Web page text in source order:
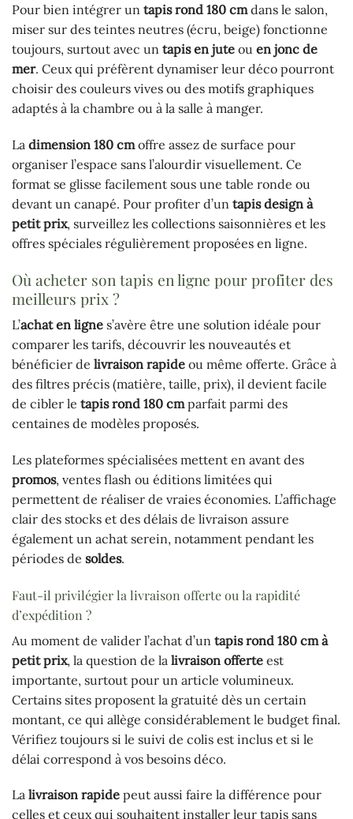
Pour bien intégrer un tapis rond 180 cmdans le salon,
miser sur des teintes neutres (écru, beige) fonctionne
toujours, surtout avec un tapis en jute ou en jonc de
mer. Ceux qui préfèrent dynamiser leur déco pourront
choisir des couleurs vives ou des motifs graphiques
adaptés à la chambre ou à la salle à manger.
La dimension 180 cmoffre assez de surface pour
organiser l’espace sans l’alourdir visuellement. Ce
format se glisse facilement sous une table ronde ou
devant un canapé. Pour profiter d’un tapis design à
petit prix, surveillez les collections saisonnières et les
offres spéciales régulièrement proposées en ligne.
Où acheter son tapis en ligne pour profiter des
meilleurs prix ?
L’achat en ligne s’avère être une solution idéale pour
comparer les tarifs, découvrir les nouveautés et
bénéficier de livraison rapide ou même offerte. Grâce à
des filtres précis (matière, taille, prix), il devient facile
de cibler le tapis rond 180 cmparfait parmi des
centaines de modèles proposés.
Les plateformes spécialisées mettent en avant des
promos, ventes flash ou éditions limitées qui
permettent de réaliser de vraies économies. L’affichage
clair des stocks et des délais de livraison assure
également un achat serein, notamment pendant les
périodes de soldes.
Faut-il privilégier la livraison offerte ou la rapidité
d’expédition ?
Au moment de valider l’achat d’un tapis rond 180 cm à
petit prix, la question de la livraison offerte est
importante, surtout pour un article volumineux.
Certains sites proposent la gratuité dès un certain
montant, ce qui allège considérablement le budget final.
Vérifiez toujours si le suivi de colis est inclus et si le
délai correspond à vos besoins déco.
La livraison rapide peut aussi faire la différence pour
celles et ceux qui souhaitent installer leur tapis sans